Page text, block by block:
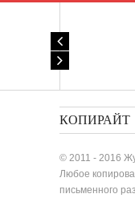
КОПИРАЙТ
© 2011 - 2016
Любое
письменного